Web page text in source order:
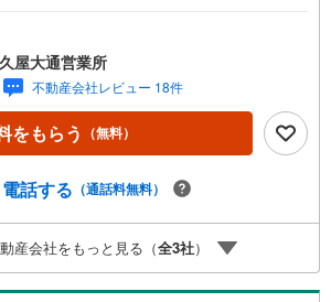
営業しています。事前にご予約頂きましたら営
ご内覧もご対応いたします。＼本物件の他に
件がある方へ/不動産業者間で不動産情報が共
ので、名古屋市全域や、その他隣接エリアで
可能です！ 【ウィル不動産販売 久屋大通営業
東山線「栄」駅7A出口から徒歩1分、名城線
あり◎営業時間 10:00～19:00（定休日無し） 上
さい！現地を見学される場合は「室内・現地
無料）」ボタンよりご希望の日時をご記入い
スムーズにご案内が可能です。
屋大通営業所
不動産会社レビュー 18件
をもらう （無料）
電話する （通話料無料）
産会社をもっと見る（全3社）